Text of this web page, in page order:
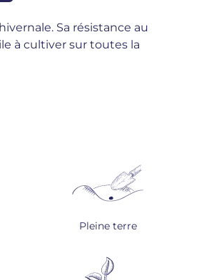
Sa résistance au
à cultiver sur toutes la
Pleine terre